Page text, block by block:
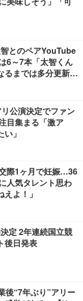
とのペアYouTube
6～7本「太智くん
るまでは多分更新が
公演決定でファン
目集まる「激ア
」
際1ヶ月で妊娠…36
人気タレント思わ
よ！」
定 2年連続国立競
後日発表
後“7年ぶり”アリー